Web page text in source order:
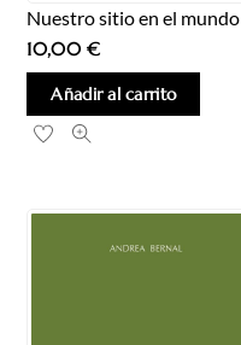
Nuestro sitio en el mundo
10,00€
Añadir al carrito